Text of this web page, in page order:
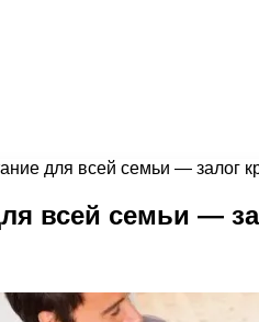
для всей семьи — залог
всей семьи —